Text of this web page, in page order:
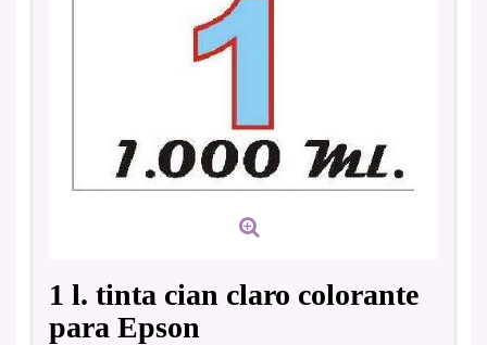
1 l. tinta cian claro colorante
para Epson